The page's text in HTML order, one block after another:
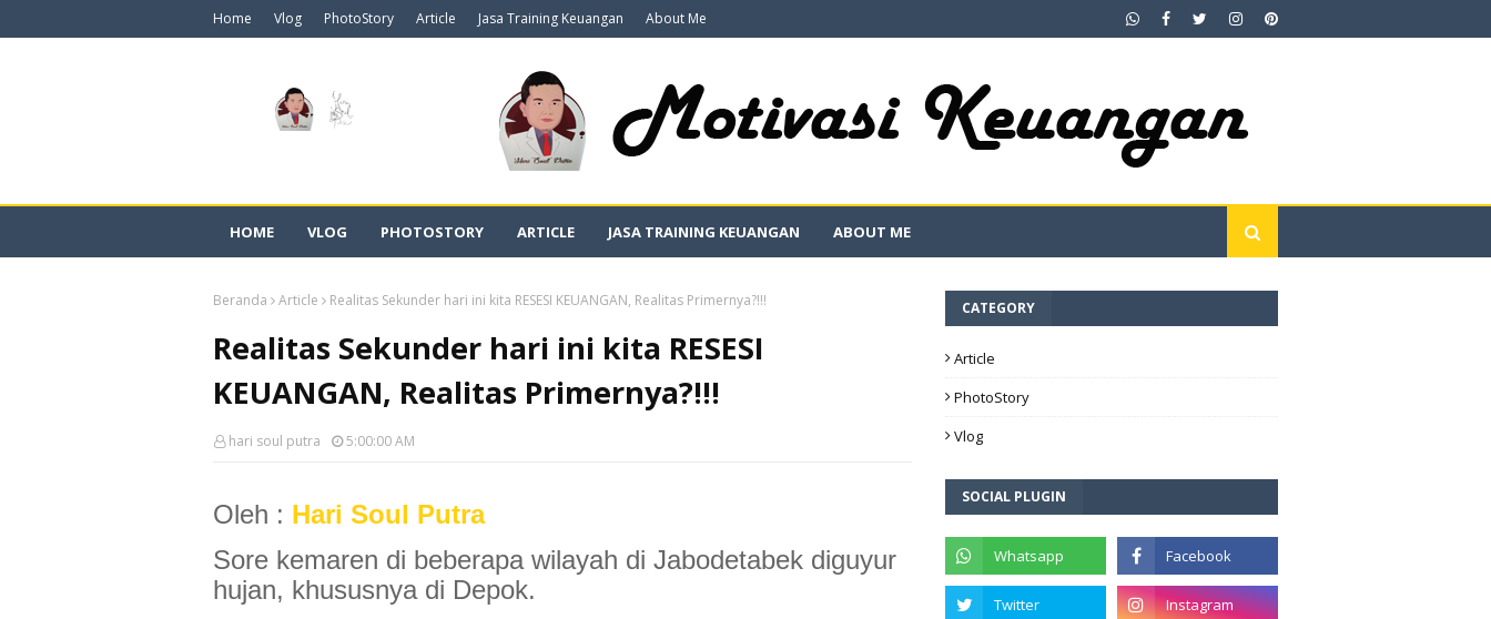
Home Vlog PhotoStory Article Jasa Training Keuangan About Me
HOME VLOG PHOTOSTORY ARTICLE JASA TRAINING KEUANGAN ABOUT ME
Beranda Article Realitas Sekunder hari ini kita RESESI KEUANGAN, Realitas Primernya?!!!
Realitas Sekunder hari ini kita RESESI
KEUANGAN, Realitas Primernya?!!!
hari soul putra 5:00:00 AM
Oleh : Hari Soul Putra
Sore kemaren di beberapa wilayah di Jabodetabek diguyur
hujan, khususnya di Depok.
CATEGORY
Article
PhotoStory
Vlog
SOCIAL PLUGIN